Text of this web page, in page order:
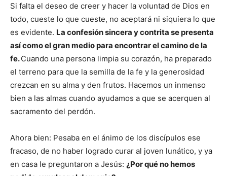
Si falta el deseo de creer y hacer la voluntad de Dios en
todo, cueste lo que cueste, no aceptará ni siquiera lo que
es evidente. La confesión sincera y contrita se presenta
así como el gran medio para encontrar el camino de la
fe.Cuando una persona limpia su corazón, ha preparado
el terreno para que la semilla de la fe y la generosidad
crezcan en su alma y den frutos. Hacemos un inmenso
bien a las almas cuando ayudamos a que se acerquen al
sacramento del perdón.
Ahora bien: Pesaba en el ánimo de los discípulos ese
fracaso, de no haber logrado curar al joven lunático, y ya
en casa le preguntaron a Jesús: ¿Por qué no hemos